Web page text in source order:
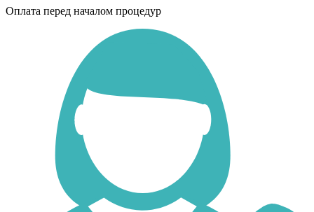
Оплата перед началом процедур